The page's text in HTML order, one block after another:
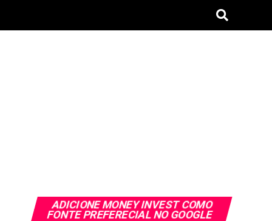
ADICIONE MONEY INVEST COMO
FONTE PREFERECIAL NO GOOGLE